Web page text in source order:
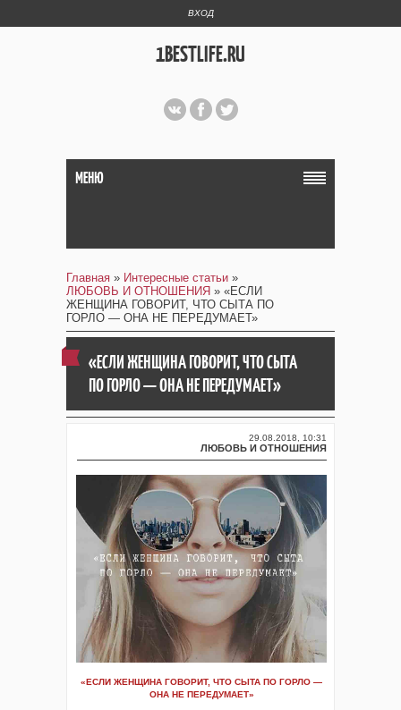
ВХОД
1BESTLIFE.RU
МЕНЮ
Главная » Интересные статьи »
ЛЮБОВЬ И ОТНОШЕНИЯ » «ЕСЛИ
ЖЕНЩИНА ГОВОРИТ, ЧТО СЫТА ПО
ГОРЛО — ОНА НЕ ПЕРЕДУМАЕТ»
«ЕСЛИ ЖЕНЩИНА ГОВОРИТ, ЧТО СЫТА
ПО ГОРЛО — ОНА НЕ ПЕРЕДУМАЕТ»
29.08.2018, 10:31
ЛЮБОВЬ И ОТНОШЕНИЯ
«ЕСЛИ ЖЕНЩИНА ГОВОРИТ, ЧТО СЫТА ПО ГОРЛО —
ОНА НЕ ПЕРЕДУМАЕТ»